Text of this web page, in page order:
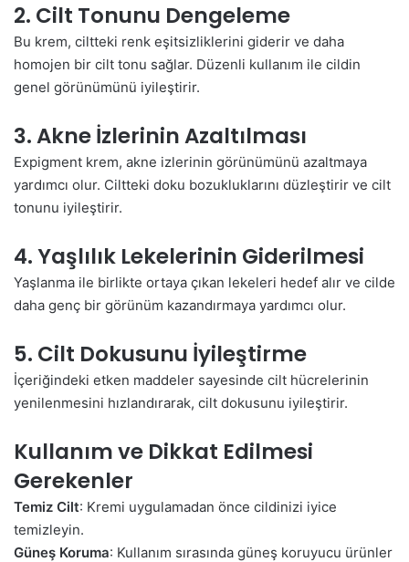
2. Cilt Tonunu Dengeleme
Bu krem, ciltteki renk eşitsizliklerini giderir ve daha
homojen bir cilt tonu sağlar. Düzenli kullanım ile cildin
genel görünümünü iyileştirir.
3. Akne İzlerinin Azaltılması
Expigment krem, akne izlerinin görünümünü azaltmaya
yardımcı olur. Ciltteki doku bozukluklarını düzleştirir ve cilt
tonunu iyileştirir.
4. Yaşlılık Lekelerinin Giderilmesi
Yaşlanma ile birlikte ortaya çıkan lekeleri hedef alır ve cilde
daha genç bir görünüm kazandırmaya yardımcı olur.
5. Cilt Dokusunu İyileştirme
İçeriğindeki etken maddeler sayesinde cilt hücrelerinin
yenilenmesini hızlandırarak, cilt dokusunu iyileştirir.
Kullanım ve Dikkat Edilmesi
Gerekenler
Temiz Cilt: Kremi uygulamadan önce cildinizi iyice
temizleyin.
Güneş Koruma: Kullanım sırasında güneş koruyucu ürünler